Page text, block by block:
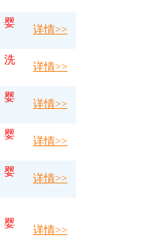
婴
详情>>
洗
详情>>
婴
详情>>
婴
详情>>
婴
详情>>
婴
详情>>